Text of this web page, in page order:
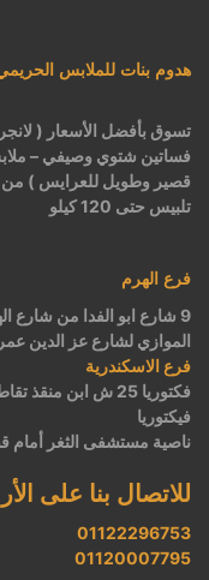
هدوم بنات للملابس
تسوق بأفضل الأسعار (
فساتين شتوي وصيفي –
قصير وطويل للعرايس ) من
تلبيس حتى 120 كيلو
فرع الهرم
9 شارع ابو الفدا من
الموازي لشارع عز الدين
فرع الاسكندرية
فكتوريا 25 ش ابن
فيكتوريا
ناصية مستشفى الثغر أمام
للاتصال بنا على
01122296753
01120007795